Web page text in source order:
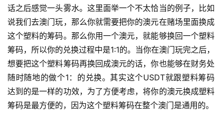
话之后感觉一头雾水。这里面举一个不太恰当的例子，比如
说我们去澳门玩，那么你就需要把你的澳元在赌场里面换成
这个塑料的筹码。那么你用一个澳元，就能够换回一个塑料
筹码，所以你的兑换过程中是1:1的。当你在澳门玩完之后，
想要把这个塑料筹码再换回成澳元的话，你也能够在财务处
随时随地的做个1：的兑换。其实这个USDT就跟塑料筹码
达到的是一样的功效，为了方便考虑，将你的澳元换成塑料
筹码是最方便的，因为这个塑料筹码在整个澳门是通用的。